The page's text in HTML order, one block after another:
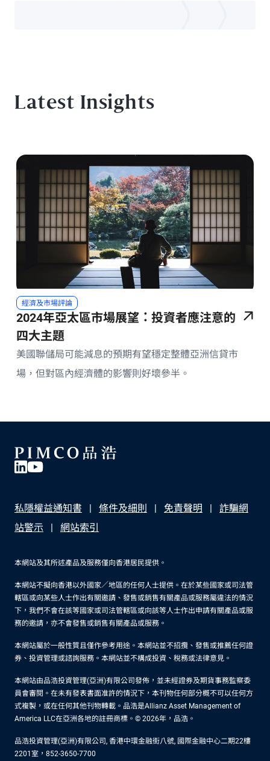
Latest Insights
經濟及市場評論
2024年亞太區市場展望：投資者應注意的
四大主題
美國聯儲局可能減息的預期有望穩定整體亞洲信貸市
場，但對區內經濟體的影響則好壞參半。
私隱權益通知書 條件及細則 免責聲明
詐騙網
站警示
網站索引
本網站及其所述產品及服務僅向香港居民提供。
本網站不擬向香港以外國家／地區的任何人士提供。在於某些國家或司法管
轄區或向某些人士作出有關邀請、發售或銷售有關產品或服務屬違法的情況
下，我們不會在該等國家或司法管轄區或向該等人士作出申請有關產品或服
務的邀請，亦不會發售或銷售有關產品或服務。
本網站屬於一般性質且僅作參考用途。本網站並不招攬、發售或推薦任何證
券、投資管理或諮詢服務。本網站並不構成投資、稅務或法律意見。
本網站由品浩投資管理(亞洲)有限公司發佈，並未經證券及期貨事務監察委
員會審閱。在未有發表書面准許的情況下，本刊物任何部分概不可以任何方
式複製，或在任何其他刊物轉載。品浩是Allianz Asset Management of
America LLC在亞洲各地的註冊商標。© 2026年，品浩。
品浩投資管理(亞洲)有限公司, 香港中環金融街八號, 國際金融中心二期22樓
2201室，852-3650-7700